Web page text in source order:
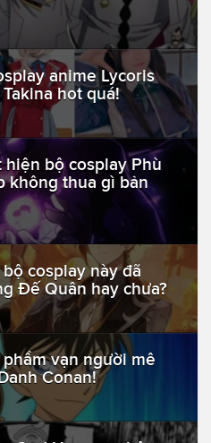
anime Lycoris
hot quá!
hiện bộ cosplay Phù
không thua gì bản
cosplay này đã
Đế Quân hay chưa?
vạn người mê
Conan!